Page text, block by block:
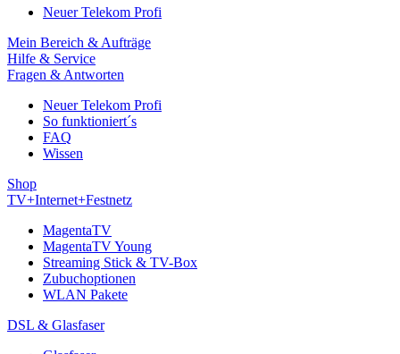
Neuer Telekom Profi
Mein Bereich & Aufträge
Hilfe & Service
Fragen & Antworten
Neuer Telekom Profi
So funktioniert´s
FAQ
Wissen
Shop
TV+Internet+Festnetz
MagentaTV
MagentaTV Young
Streaming Stick & TV-Box
Zubuchoptionen
WLAN Pakete
DSL & Glasfaser